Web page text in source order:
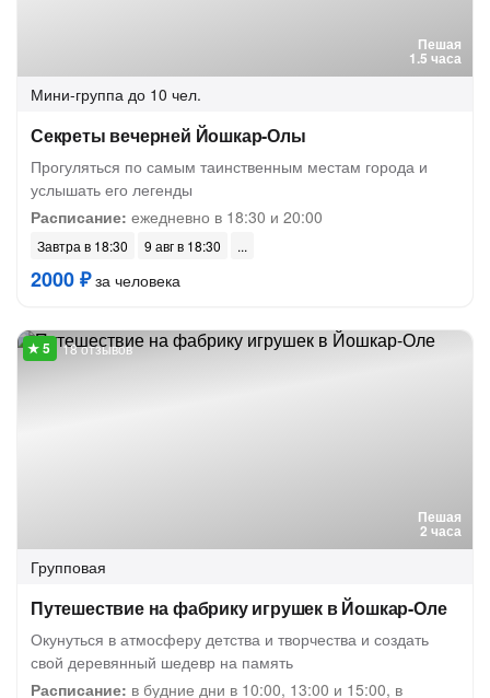
Пешая
1.5 часа
Мини-группа до 10 чел.
Секреты вечерней Йошкар-Олы
Прогуляться по самым таинственным местам города и
услышать его легенды
Расписание: ежедневно в 18:30 и 20:00
Завтра в 18:30 9 авг в 18:30
2000 ₽за человека
Пешая
2 часа
18 отзывов
Групповая
Путешествие на фабрику игрушек в Йошкар-Оле
Окунуться в атмосферу детства и творчества и создать
свой деревянный шедевр на память
Расписание: в будние дни в 10:00, 13:00 и 15:00, в